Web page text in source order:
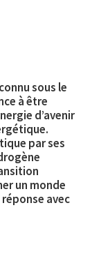
sous le
à être
d’avenir
par ses
un monde
avec